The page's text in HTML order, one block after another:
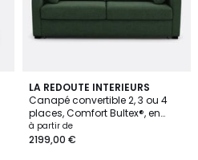
LA REDOUTE INTERIEURS
Canapé convertible 2, 3 ou 4
places, Comfort Bultex®, en
polyester, TIMOR
à partir de
2199,00 €
3,7
/ 5
3
Couleurs